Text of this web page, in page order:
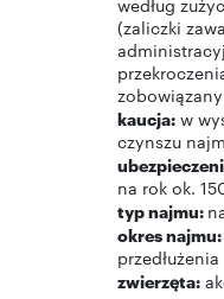
według
(zaliczki
kaucja: w
czynszu
na rok ok.
typ najmu:
okres najmu:
przedłużenia
zwierzęta: